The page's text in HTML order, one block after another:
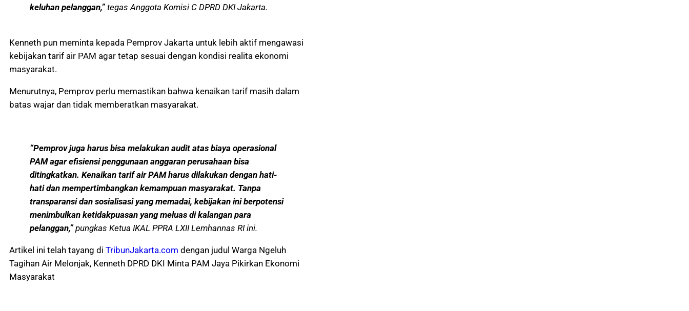
keluhan pelanggan,”tegas Anggota Komisi C DPRD DKI Jakarta.
Kenneth pun meminta kepada Pemprov Jakarta untuk lebih aktif mengawasi
kebijakan tarif air PAM agar tetap sesuai dengan kondisi realita ekonomi
masyarakat.
Menurutnya, Pemprov perlu memastikan bahwa kenaikan tarif masih dalam
batas wajar dan tidak memberatkan masyarakat.
“Pemprov juga harus bisa melakukan audit atas biaya operasional
PAM agar efisiensi penggunaan anggaran perusahaan bisa
ditingkatkan. Kenaikan tarif air PAM harus dilakukan dengan hati-
hati dan mempertimbangkan kemampuan masyarakat. Tanpa
transparansi dan sosialisasi yang memadai, kebijakan ini berpotensi
menimbulkan ketidakpuasan yang meluas di kalangan para
pelanggan,”pungkas Ketua IKAL PPRA LXII Lemhannas RI ini.
Artikel ini telah tayang di TribunJakarta.com dengan judul Warga Ngeluh
Tagihan Air Melonjak, Kenneth DPRD DKI Minta PAM Jaya Pikirkan Ekonomi
Masyarakat